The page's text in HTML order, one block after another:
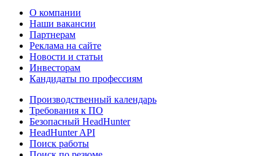
О компании
Наши вакансии
Партнерам
Реклама на сайте
Новости и статьи
Инвесторам
Кандидаты по профессиям
Производственный календарь
Требования к ПО
Безопасный HeadHunter
HeadHunter API
Поиск работы